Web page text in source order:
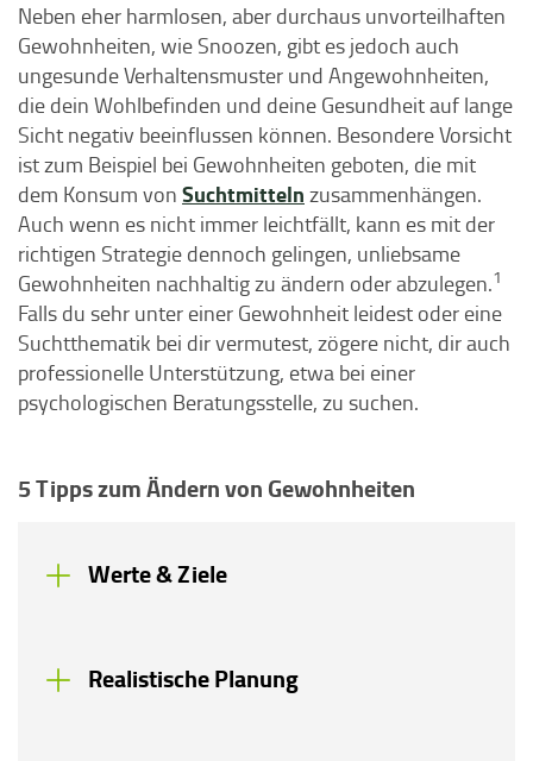
Neben eher harmlosen, aber durchaus unvorteilhaften
Gewohnheiten, wie Snoozen, gibt es jedoch auch
ungesunde Verhaltensmuster und Angewohnheiten,
die dein Wohlbefinden und deine Gesundheit auf lange
Sicht negativ beeinflussen können. Besondere Vorsicht
ist zum Beispiel bei Gewohnheiten geboten, die mit
dem Konsum von Suchtmitteln zusammenhängen.
Auch wenn es nicht immer leichtfällt, kann es mit der
richtigen Strategie dennoch gelingen, unliebsame
Gewohnheiten nachhaltig zu ändern oder abzulegen.1
Falls du sehr unter einer Gewohnheit leidest oder eine
Suchtthematik bei dir vermutest, zögere nicht, dir auch
professionelle Unterstützung, etwa bei einer
psychologischen Beratungsstelle, zu suchen.
5 Tipps zum Ändern von Gewohnheiten
Werte & Ziele
Realistische Planung